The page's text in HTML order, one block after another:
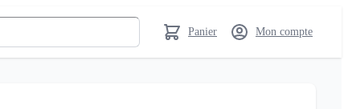
Panier Mon compte